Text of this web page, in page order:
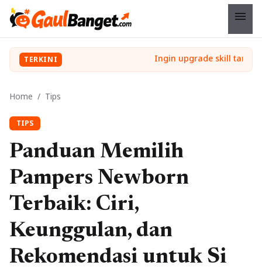
menu
TERKINI
Home / Tips
TIPS
Panduan Memilih
Pampers Newborn
Terbaik: Ciri,
Keunggulan, dan
Rekomendasi untuk Si